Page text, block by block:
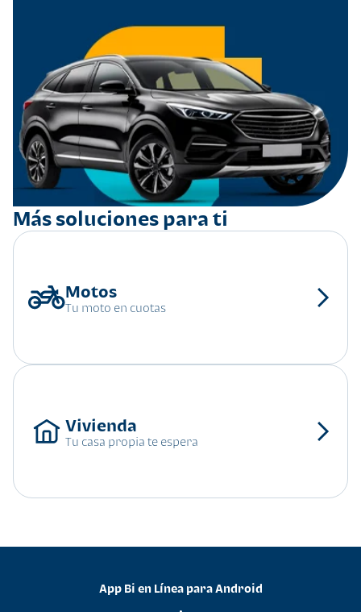
Más soluciones para ti
Tu moto en cuotas
Tu casa propia te espera
App Bi en Línea para Android